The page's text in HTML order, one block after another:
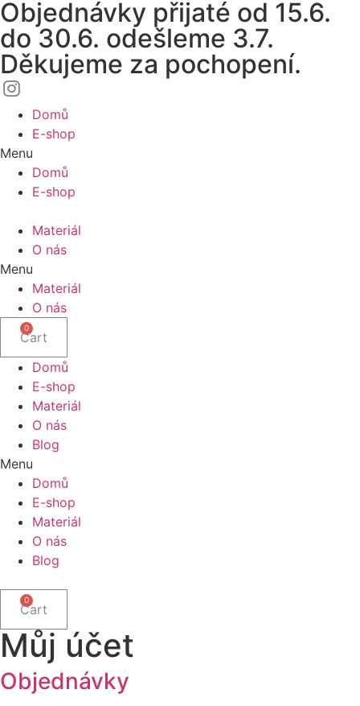
Skip
to
content
Objednávky přijaté od 15.6.
do 30.6. odešleme 3.7.
Děkujeme za pochopení.
Domů
E-shop
Menu
Domů
E-shop
Materiál
O nás
Menu
Materiál
O nás
Cart
Domů
E-shop
Materiál
O nás
Blog
Menu
Domů
E-shop
Materiál
O nás
Blog
Cart
Můj účet
Objednávky